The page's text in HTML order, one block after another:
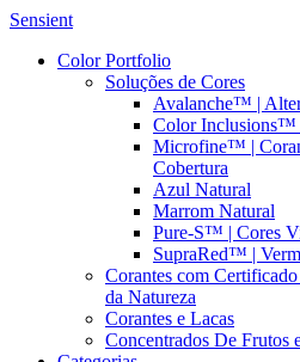
Sensient
Color Portfolio
Soluções de Cores
Avalanche™ |
Color Inclusions™
Microfine™ |
Cobertura
Azul Natural
Marrom Natural
Pure-S™ | Cores
SupraRed™ |
Corantes com
da Natureza
Corantes e Lacas
Concentrados De Frutos